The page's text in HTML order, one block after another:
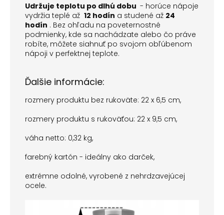
Udržuje teplotu po dlhú dobu - horúce nápoje
vydržia teplé až 12 hodín a studené až 24
hodín . Bez ohľadu na poveternostné
podmienky, kde sa nachádzate alebo čo práve
robíte, môžete siahnuť po svojom obľúbenom
nápoji v perfektnej teplote.
Ďalšie informácie:
rozmery produktu bez rukoväte: 22 x 6,5 cm,
rozmery produktu s rukoväťou: 22 x 9,5 cm,
váha netto: 0,32 kg,
farebný kartón - ideálny ako darček,
extrémne odolné, vyrobené z nehrdzavejúcej
ocele.